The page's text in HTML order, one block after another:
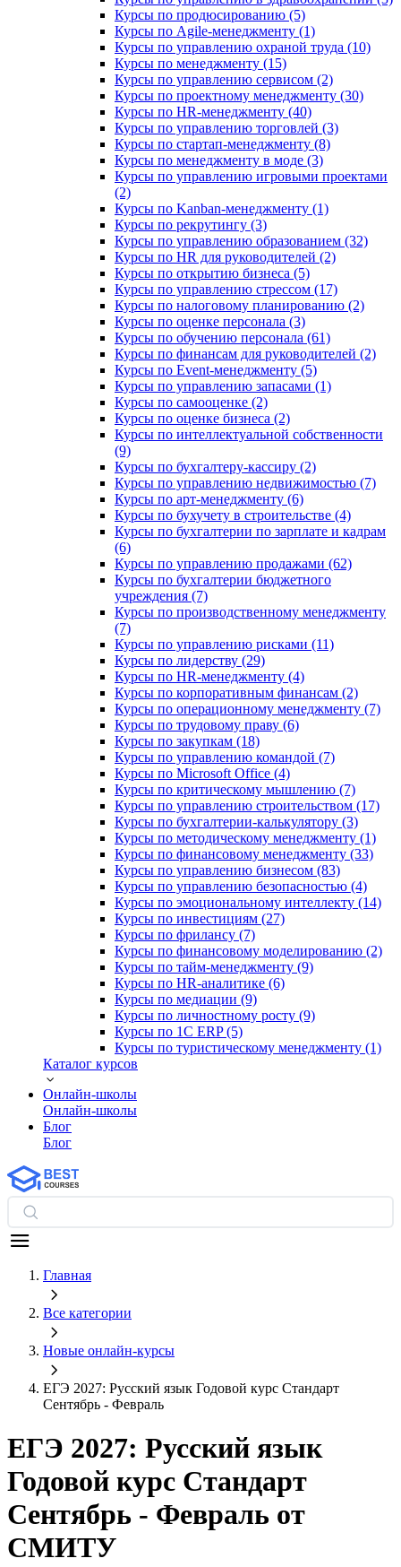
Курсы по продюсированию (5)
Курсы по Agile-менеджменту (1)
Курсы по управлению охраной труда (10)
Курсы по менеджменту (15)
Курсы по управлению сервисом (2)
Курсы по проектному менеджменту (30)
Курсы по HR-менеджменту (40)
Курсы по управлению торговлей (3)
Курсы по стартап-менеджменту (8)
Курсы по менеджменту в моде (3)
Курсы по управлению игровыми проектами
(2)
Курсы по Kanban-менеджменту (1)
Курсы по рекрутингу (3)
Курсы по управлению образованием (32)
Курсы по HR для руководителей (2)
Курсы по открытию бизнеса (5)
Курсы по управлению стрессом (17)
Курсы по налоговому планированию (2)
Курсы по оценке персонала (3)
Курсы по обучению персонала (61)
Курсы по финансам для руководителей (2)
Курсы по Event-менеджменту (5)
Курсы по управлению запасами (1)
Курсы по самооценке (2)
Курсы по оценке бизнеса (2)
Курсы по интеллектуальной собственности
(9)
Курсы по бухгалтеру-кассиру (2)
Курсы по управлению недвижимостью (7)
Курсы по арт-менеджменту (6)
Курсы по бухучету в строительстве (4)
Курсы по бухгалтерии по зарплате и кадрам
(6)
Курсы по управлению продажами (62)
Курсы по бухгалтерии бюджетного
учреждения (7)
Курсы по производственному менеджменту
(7)
Курсы по управлению рисками (11)
Курсы по лидерству (29)
Курсы по HR-менеджменту (4)
Курсы по корпоративным финансам (2)
Курсы по операционному менеджменту (7)
Курсы по трудовому праву (6)
Курсы по закупкам (18)
Курсы по управлению командой (7)
Курсы по Microsoft Office (4)
Курсы по критическому мышлению (7)
Курсы по управлению строительством (17)
Курсы по бухгалтерии-калькулятору (3)
Курсы по методическому менеджменту (1)
Курсы по финансовому менеджменту (33)
Курсы по управлению бизнесом (83)
Курсы по управлению безопасностью (4)
Курсы по эмоциональному интеллекту (14)
Курсы по инвестициям (27)
Курсы по фрилансу (7)
Курсы по финансовому моделированию (2)
Курсы по тайм-менеджменту (9)
Курсы по HR-аналитике (6)
Курсы по медиации (9)
Курсы по личностному росту (9)
Курсы по 1С ERP (5)
Курсы по туристическому менеджменту (1)
Каталог курсов
Онлайн-школы
Онлайн-школы
Блог
Блог
Главная
Все категории
Новые онлайн‑курсы
ЕГЭ 2027: Русский язык Годовой курс Стандарт
Сентябрь - Февраль
ЕГЭ 2027: Русский язык
Годовой курс Стандарт
Сентябрь - Февраль от
СМИТУ